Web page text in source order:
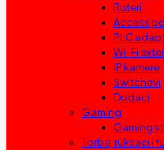
Ruteri
Access
PLC
Wi-Fi
IP kamere
Switchevi
Dodaci
Gaming
Gaming
Torbe, ruksaci i